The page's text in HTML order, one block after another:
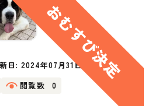
日: 2024年07月31日
閲覧数 0